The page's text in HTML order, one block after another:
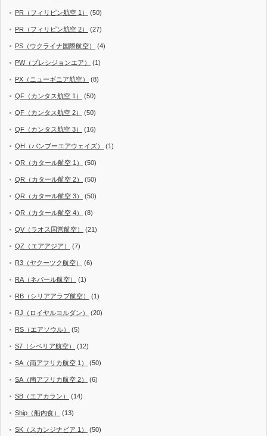
PR（フィリピン航空 1） (50)
PR（フィリピン航空 2） (27)
PS（ウクライナ国際航空） (4)
PW（プレシジョンエア） (1)
PX（ニューギニア航空） (8)
QF（カンタス航空 1） (50)
QF（カンタス航空 2） (50)
QF（カンタス航空 3） (16)
QH（バンブーエアウェイズ） (1)
QR（カタール航空 1） (50)
QR（カタール航空 2） (50)
QR（カタール航空 3） (50)
QR（カタール航空 4） (8)
QV（ラオス国営航空） (21)
QZ（エアアジア） (7)
R3（ヤクーツク航空） (6)
RA（ネパール航空） (1)
RB（シリアアラブ航空） (1)
RJ（ロイヤルヨルダン） (20)
RS（エアソウル） (5)
S7（シベリア航空） (12)
SA（南アフリカ航空 1） (50)
SA（南アフリカ航空 2） (6)
SB（エアカラン） (14)
Ship（船内食） (13)
SK（スカンジナビア 1） (50)